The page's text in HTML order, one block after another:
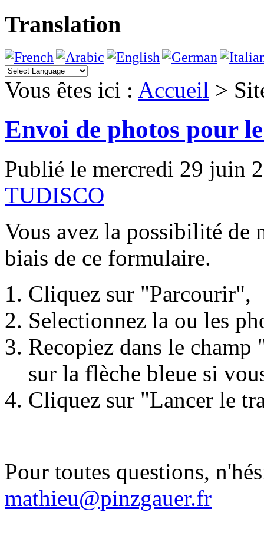
Translation
Vous êtes ici : Accueil >
Envoi de photos pour
Publié le mercredi 29 juin
TUDISCO
Vous avez la possibilité de
biais de ce formulaire.
Cliquez sur "Parcourir",
Selectionnez la ou les
Recopiez dans le
sur la flèche bleue si
Cliquez sur "Lancer le
Pour toutes questions,
mathieu@pinzgauer.fr